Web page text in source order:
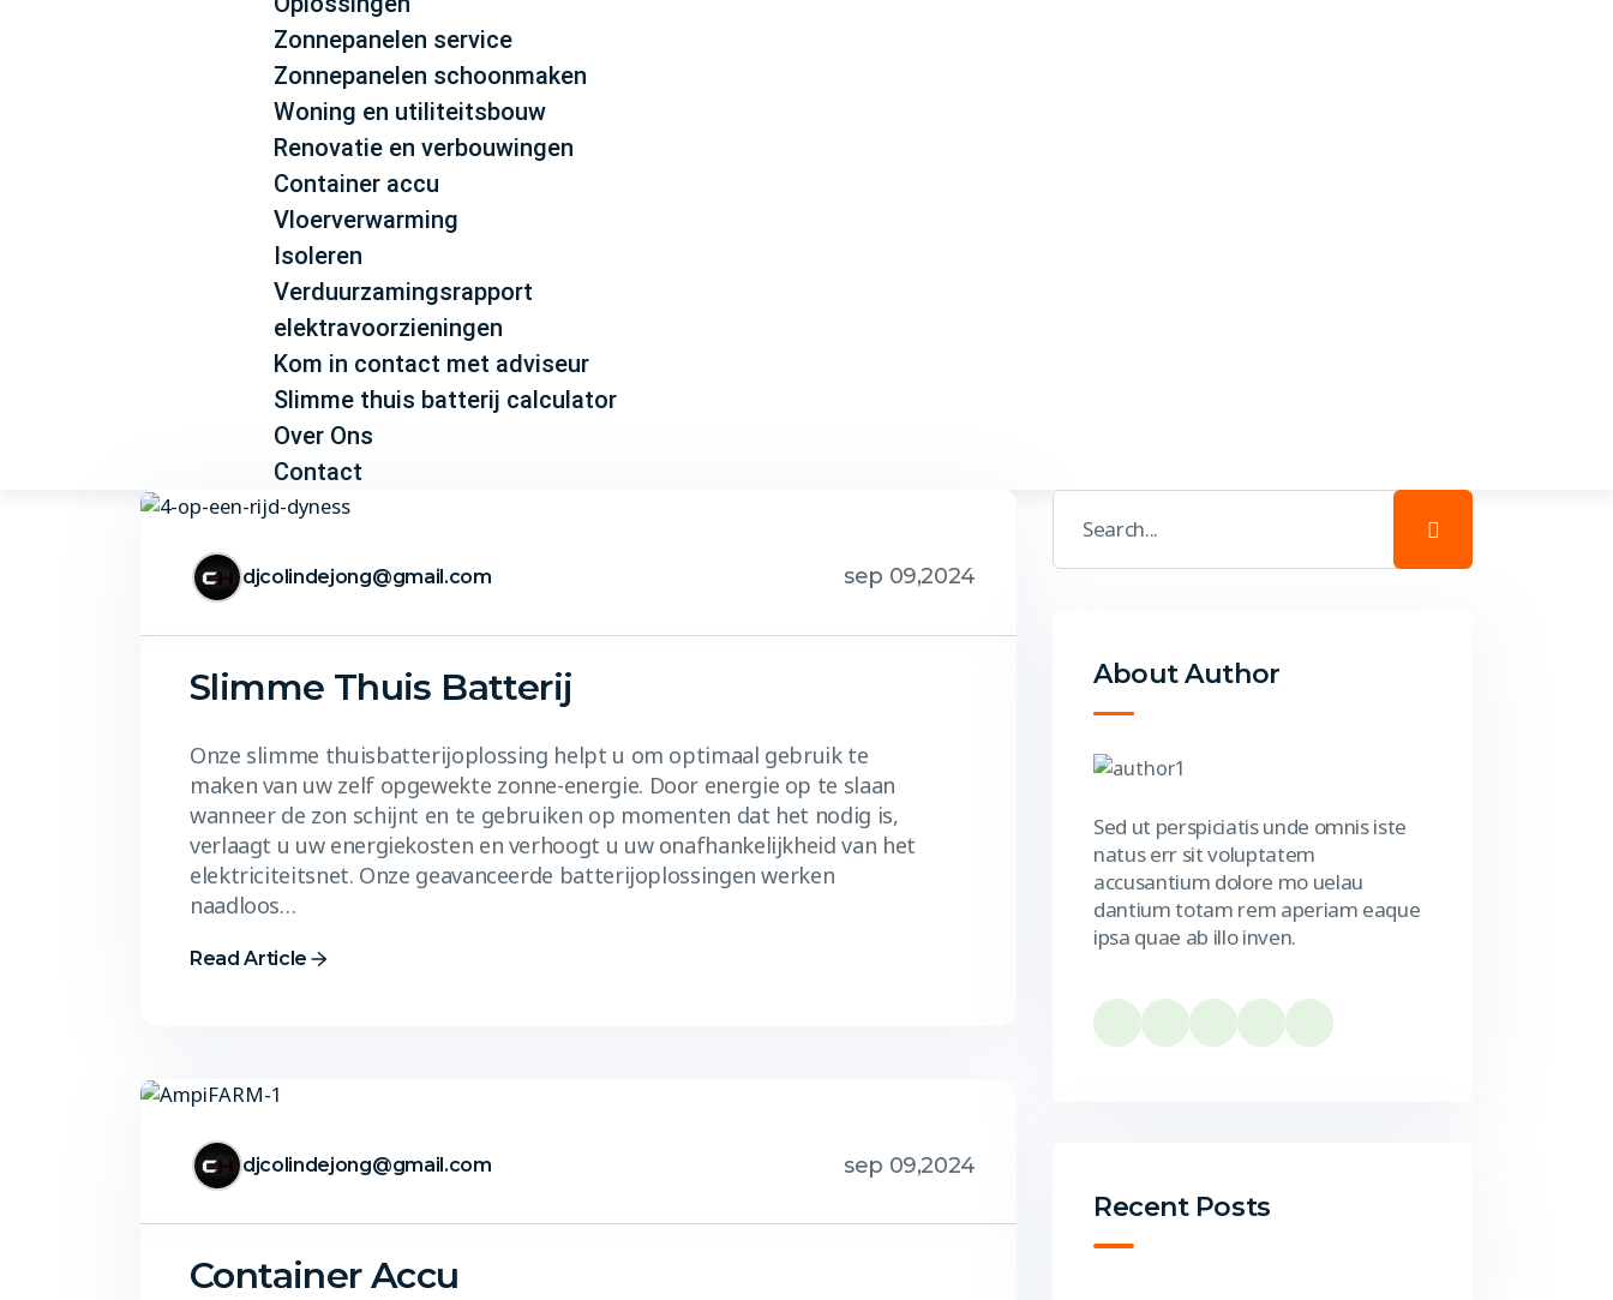
Zonnepanelen service
Zonnepanelen schoonmaken
Woning en utiliteitsbouw
Renovatie en verbouwingen
Container accu
Vloerverwarming
Isoleren
Verduurzamingsrapport
elektravoorzieningen
Kom in contact met adviseur
Slimme thuis batterij calculator
Over Ons
Contact
djcolindejong@gmail.com sep 09,2024
Slimme Thuis Batterij
Onze slimme thuisbatterijoplossing helpt u om optimaal gebruik te
maken van uw zelf opgewekte zonne-energie. Door energie op te slaan
wanneer de zon schijnt en te gebruiken op momenten dat het nodig is,
verlaagt u uw energiekosten en verhoogt u uw onafhankelijkheid van het
elektriciteitsnet. Onze geavanceerde batterijoplossingen werken
naadloos…
Read Article
djcolindejong@gmail.com sep 09,2024
Container Accu
About Author
Sed ut perspiciatis unde omnis iste
natus err sit voluptatem
accusantium dolore mo uelau
dantium totam rem aperiam eaque
ipsa quae ab illo inven.
Recent Posts